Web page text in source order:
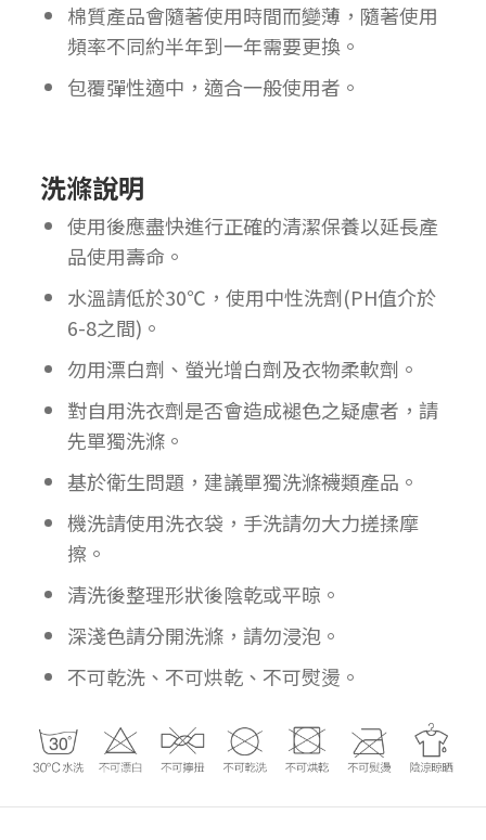
棉質產品會隨著使用時間而變薄，隨著使用
頻率不同約半年到一年需要更換。
包覆彈性適中，適合一般使用者。
洗滌說明
使用後應盡快進行正確的清潔保養以延長產
品使用壽命。
水溫請低於30℃，使用中性洗劑(PH值介於
6-8之間)。
勿用漂白劑、螢光增白劑及衣物柔軟劑。
對自用洗衣劑是否會造成褪色之疑慮者，請
先單獨洗滌。
基於衛生問題，建議單獨洗滌襪類產品。
機洗請使用洗衣袋，手洗請勿大力搓揉摩
擦。
清洗後整理形狀後陰乾或平晾。
深淺色請分開洗滌，請勿浸泡。
不可乾洗、不可烘乾、不可熨燙。